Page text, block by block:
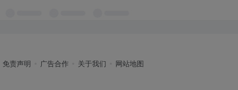
免责声明 广告合作 关于我们 网站地图